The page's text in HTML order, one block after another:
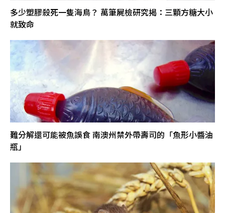
多少塑膠殺死一隻海鳥？ 萬筆屍檢研究揭：三顆方糖大小
就致命
難分解還可能被魚誤食 南澳州禁外帶壽司的「魚形小醬油
瓶」